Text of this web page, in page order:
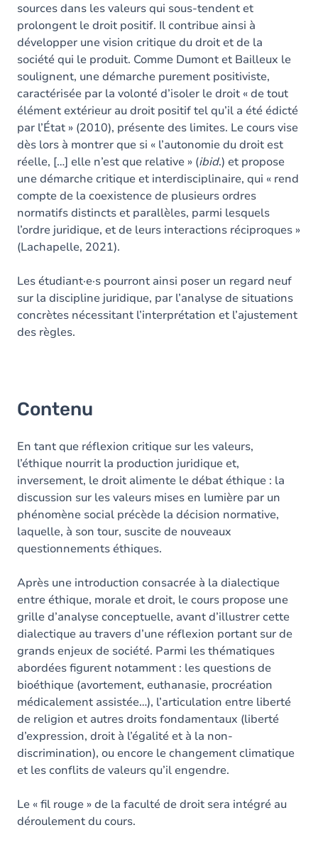
sources dans les valeurs qui sous-tendent et
prolongent le droit positif. Il contribue ainsi à
développer une vision critique du droit et de la
société qui le produit. Comme Dumont et Bailleux le
soulignent, une démarche purement positiviste,
caractérisée par la volonté d’isoler le droit « de tout
élément extérieur au droit positif tel qu’il a été édicté
par l’État » (2010), présente des limites. Le cours vise
dès lors à montrer que si « l’autonomie du droit est
réelle, […] elle n’est que relative » (ibid.) et propose
une démarche critique et interdisciplinaire, qui « rend
compte de la coexistence de plusieurs ordres
normatifs distincts et parallèles, parmi lesquels
l’ordre juridique, et de leurs interactions réciproques »
(Lachapelle, 2021).
Les étudiant·e·s pourront ainsi poser un regard neuf
sur la discipline juridique, par l’analyse de situations
concrètes nécessitant l’interprétation et l’ajustement
des règles.
Contenu
En tant que réflexion critique sur les valeurs,
l’éthique nourrit la production juridique et,
inversement, le droit alimente le débat éthique : la
discussion sur les valeurs mises en lumière par un
phénomène social précède la décision normative,
laquelle, à son tour, suscite de nouveaux
questionnements éthiques.
Après une introduction consacrée à la dialectique
entre éthique, morale et droit, le cours propose une
grille d’analyse conceptuelle, avant d’illustrer cette
dialectique au travers d’une réflexion portant sur de
grands enjeux de société. Parmi les thématiques
abordées figurent notamment : les questions de
bioéthique (avortement, euthanasie, procréation
médicalement assistée…), l’articulation entre liberté
de religion et autres droits fondamentaux (liberté
d’expression, droit à l’égalité et à la non-
discrimination), ou encore le changement climatique
et les conflits de valeurs qu’il engendre.
Le « fil rouge » de la faculté de droit sera intégré au
déroulement du cours.